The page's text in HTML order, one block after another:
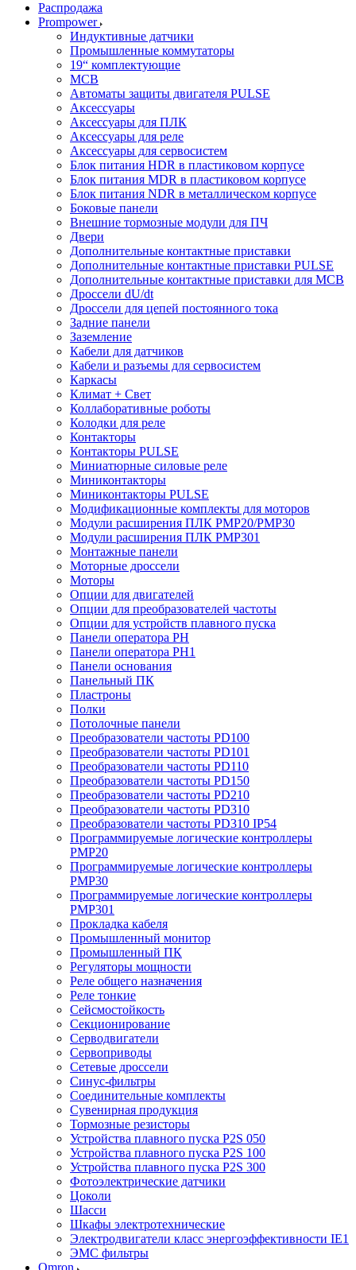
Распродажа
Prompower
Индуктивные датчики
Промышленные коммутаторы
19“ комплектующие
MCB
Автоматы защиты двигателя PULSE
Аксессуары
Аксессуары для ПЛК
Аксессуары для реле
Аксессуары для сервосистем
Блок питания HDR в пластиковом корпусе
Блок питания MDR в пластиковом корпусе
Блок питания NDR в металлическом корпусе
Боковые панели
Внешние тормозные модули для ПЧ
Двери
Дополнительные контактные приставки
Дополнительные контактные приставки PULSE
Дополнительные контактные приставки для MCB
Дроссели dU/dt
Дроссели для цепей постоянного тока
Задние панели
Заземление
Кабели для датчиков
Кабели и разъемы для сервосистем
Каркасы
Климат + Свет
Коллаборативные роботы
Колодки для реле
Контакторы
Контакторы PULSE
Миниатюрные силовые реле
Миниконтакторы
Миниконтакторы PULSE
Модификационные комплекты для моторов
Модули расширения ПЛК PMP20/PMP30
Модули расширения ПЛК PMP301
Монтажные панели
Моторные дроссели
Моторы
Опции для двигателей
Опции для преобразователей частоты
Опции для устройств плавного пуска
Панели оператора PH
Панели оператора PH1
Панели основания
Панельный ПК
Пластроны
Полки
Потолочные панели
Преобразователи частоты PD100
Преобразователи частоты PD101
Преобразователи частоты PD110
Преобразователи частоты PD150
Преобразователи частоты PD210
Преобразователи частоты PD310
Преобразователи частоты PD310 IP54
Программируемые логические контроллеры
PMP20
Программируемые логические контроллеры
PMP30
Программируемые логические контроллеры
PMP301
Прокладка кабеля
Промышленный монитор
Промышленный ПК
Регуляторы мощности
Реле общего назначения
Реле тонкие
Сейсмостойкость
Секционирование
Серводвигатели
Сервоприводы
Сетевые дроссели
Синус-фильтры
Соединительные комплекты
Сувенирная продукция
Тормозные резисторы
Устройства плавного пуска P2S 050
Устройства плавного пуска P2S 100
Устройства плавного пуска P2S 300
Фотоэлектрические датчики
Цоколи
Шасси
Шкафы электротехнические
Электродвигатели класс энергоэффективности IE1
ЭМС фильтры
Omron